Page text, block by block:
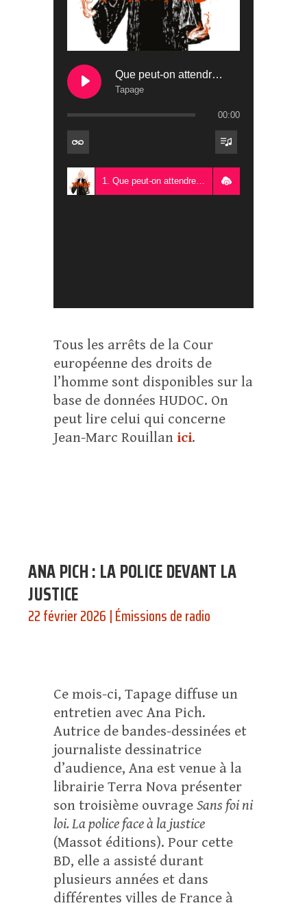
Que peut-on attendre de la Cour européenne des droits de l’homme ?
Tapage
00:00
1. Que peut-on attendre de la Cour européenne des droits de l’homme ? - Tapage
Tous les arrêts de la Cour
européenne des droits de
l’homme sont disponibles sur la
base de données HUDOC. On
peut lire celui qui concerne
Jean-Marc Rouillan ici.
ANA PICH : LA POLICE DEVANT LA
JUSTICE
22 février 2026 |Émissions de radio
Ce mois-ci, Tapage diffuse un
entretien avec Ana Pich.
Autrice de bandes-dessinées et
journaliste dessinatrice
d’audience, Ana est venue à la
librairie Terra Nova présenter
son troisième ouvrage Sans foi ni
loi. La police face à la justice
(Massot éditions). Pour cette
BD, elle a assisté durant
plusieurs années et dans
différentes villes de France à